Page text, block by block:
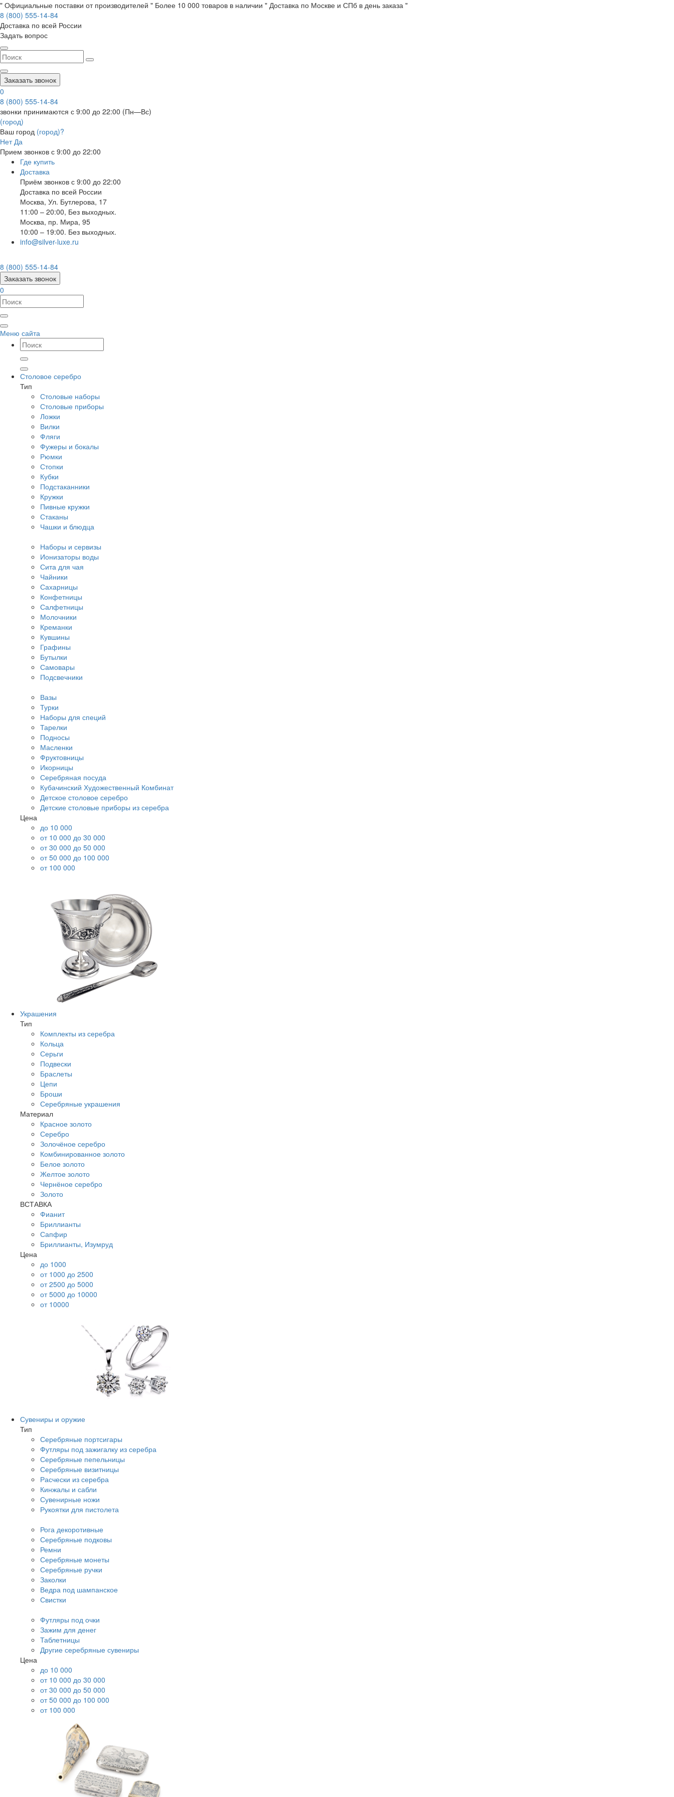
" Официальные поставки от производителей " Более 10 000 товаров в наличии " Доставка по Москве и СПб в день заказа "
8 (800) 555-14-84
Доставка по всей России
Задать вопрос
Заказать звонок
0
8 (800) 555-14-84
звонки принимаются с 9:00 до 22:00 (Пн—Вс)
(город)
Ваш город (город)?
Нет Да
Прием звонков с 9:00 до 22:00
Где купить
Доставка
Приём звонков с 9:00 до 22:00
Доставка по всей России
Москва, Ул. Бутлерова, 17
11:00 – 20:00, Без выходных.
Москва, пр. Мира, 95
10:00 – 19:00. Без выходных.
info@silver-luxe.ru
8 (800) 555-14-84
Заказать звонок
0
Меню сайта
Столовое серебро
Тип
Столовые наборы
Столовые приборы
Ложки
Вилки
Фляги
Фужеры и бокалы
Рюмки
Стопки
Кубки
Подстаканники
Кружки
Пивные кружки
Стаканы
Чашки и блюдца
Наборы и сервизы
Ионизаторы воды
Сита для чая
Чайники
Сахарницы
Конфетницы
Салфетницы
Молочники
Креманки
Кувшины
Графины
Бутылки
Самовары
Подсвечники
Вазы
Турки
Наборы для специй
Тарелки
Подносы
Масленки
Фруктовницы
Икорницы
Серебряная посуда
Кубачинский Художественный Комбинат
Детское столовое серебро
Детские столовые приборы из серебра
Цена
до 10 000
от 10 000 до 30 000
от 30 000 до 50 000
от 50 000 до 100 000
от 100 000
Украшения
Тип
Комплекты из серебра
Кольца
Серьги
Подвески
Браслеты
Цепи
Броши
Серебряные украшения
Материал
Красное золото
Серебро
Золочёное серебро
Комбинированное золото
Белое золото
Желтое золото
Чернёное серебро
Золото
ВСТАВКА
Фианит
Бриллианты
Сапфир
Бриллианты, Изумруд
Цена
до 1000
от 1000 до 2500
от 2500 до 5000
от 5000 до 10000
от 10000
Сувениры и оружие
Тип
Серебряные портсигары
Футляры под зажигалку из серебра
Серебряные пепельницы
Серебряные визитницы
Расчески из серебра
Кинжалы и сабли
Сувенирные ножи
Рукоятки для пистолета
Рога декоротивные
Серебряные подковы
Ремни
Серебряные монеты
Серебряные ручки
Заколки
Ведра под шампанское
Свистки
Футляры под очки
Зажим для денег
Таблетницы
Другие серебряные сувениры
Цена
до 10 000
от 10 000 до 30 000
от 30 000 до 50 000
от 50 000 до 100 000
от 100 000